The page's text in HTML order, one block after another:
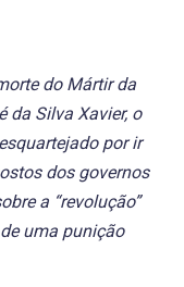
do Mártir da
da Silva Xavier, o
por ir
dos governos
a “revolução”
uma punição